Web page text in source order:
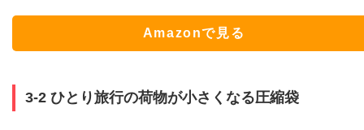
Amazonで見る
3-2 ひとり旅行の荷物が小さくなる圧縮袋